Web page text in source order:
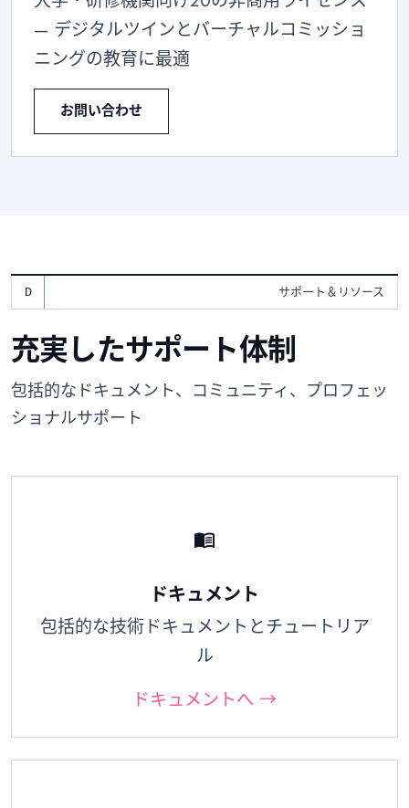
— デジタルツインとバーチャルコミッショ
ニングの教育に最適
お問い合わせ
サポート＆リソース
充実したサポート体制
包括的なドキュメント、コミュニティ、プロフェッ
ショナルサポート
menu_book
ドキュメント
包括的な技術ドキュメントとチュートリア
ル
ドキュメントへ →